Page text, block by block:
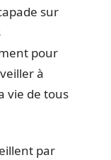
sur
pour
à
vie de tous
par